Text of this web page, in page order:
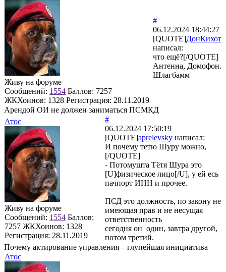
Живу на форуме
Сообщений: 1554 Баллов: 7257
ЖКХоинов: 1328 Регистрация: 28.11.2019
#
06.12.2024 18:44:27
[QUOTE]ДонКихот
написал:
что ещё?[/QUOTE]
Антенна, Домофон.
Шлагбамм
Арендой ОИ не должен заниматься ПСМКД
Атос
Живу на форуме
Сообщений: 1554 Баллов:
7257 ЖКХоинов: 1328
Регистрация: 28.11.2019
#
06.12.2024 17:50:19
[QUOTE]aprelevsky написал:
И почему тетю Шуру можно,
[/QUOTE]
- Потомушта Тётя Шура это
[U]физическое лицо[/U], у ей есь
пачпорт ИНН и прочее.
ПСД это должность, по закону не
имеющая прав и не несущая
ответственность
сегодня он один, завтра другой,
потом третий.
Почему актирование управления – глупейшая инициатива
Атос